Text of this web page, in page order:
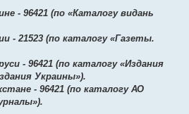
- 96421 (по «Каталогу видань
- 21523 (по каталогу «Газеты.
- 96421 (по каталогу «Издания
Украины»).
- 96421 (по каталогу АО